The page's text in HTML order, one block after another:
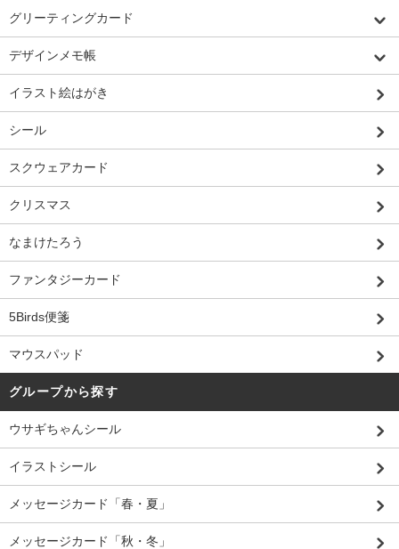
グリーティングカード
デザインメモ帳
イラスト絵はがき
シール
スクウェアカード
クリスマス
なまけたろう
ファンタジーカード
5Birds便箋
マウスパッド
グループから探す
ウサギちゃんシール
イラストシール
メッセージカード「春・夏」
メッセージカード「秋・冬」